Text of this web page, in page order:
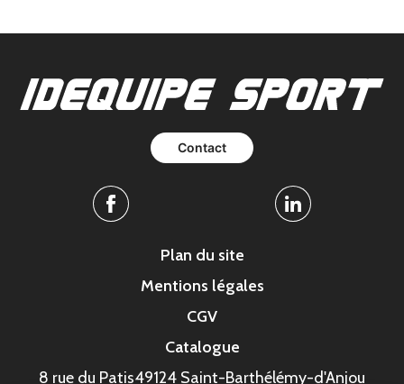
Contact
Facebook Linkedin
Plan du site
Mentions légales
CGV
Catalogue
8 rue du Patis49124 Saint-Barthélémy-d'Anjou